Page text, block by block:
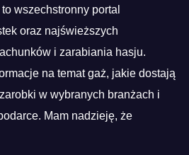
wszechstronny portal
oraz najświeższych
i zarabiania hasju.
na temat gaż, jakie dostają
w wybranych branżach i
Mam nadzieję, że